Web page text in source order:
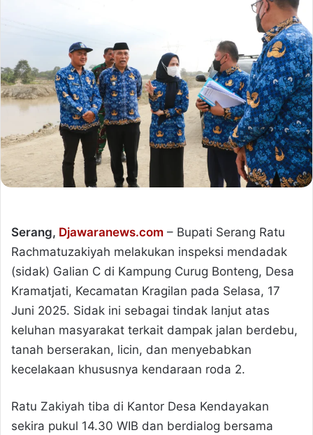
Serang, Djawaranews.com – Bupati Serang Ratu
Rachmatuzakiyah melakukan inspeksi mendadak
(sidak) Galian C di Kampung Curug Bonteng, Desa
Kramatjati, Kecamatan Kragilan pada Selasa, 17
Juni 2025. Sidak ini sebagai tindak lanjut atas
keluhan masyarakat terkait dampak jalan berdebu,
tanah berserakan, licin, dan menyebabkan
kecelakaan khususnya kendaraan roda 2.
Ratu Zakiyah tiba di Kantor Desa Kendayakan
sekira pukul 14.30 WIB dan berdialog bersama